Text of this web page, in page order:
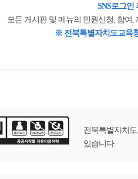
SNS로그인
모든 게시판 및 메뉴의 민원신청, 참여
※ 전북특별자치도교육
전북특별자치
있습니다.